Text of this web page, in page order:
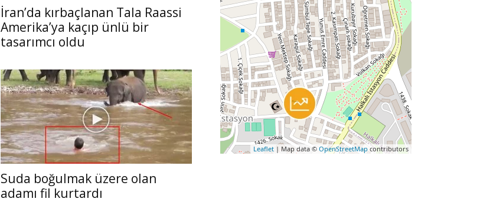
İran’da kırbaçlanan Tala Raassi
Amerika’ya kaçıp ünlü bir
tasarımcı oldu
Suda boğulmak üzere olan
adamı fil kurtardı
Leaflet | Map data © OpenStreetMap contributors